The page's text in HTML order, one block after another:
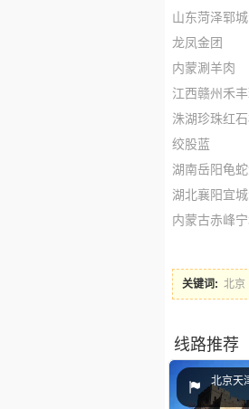
山东菏泽郓
龙凤金团
内蒙涮羊肉
江西赣州禾
洙湖珍珠红
绞股蓝
湖南岳阳龟
湖北襄阳宜
内蒙古赤峰
关键词: 北京
线路推荐
北京天